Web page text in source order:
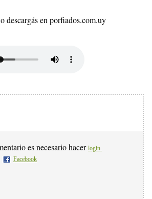
descargás en porfiados.com.uy
es necesario hacer login.
Facebook